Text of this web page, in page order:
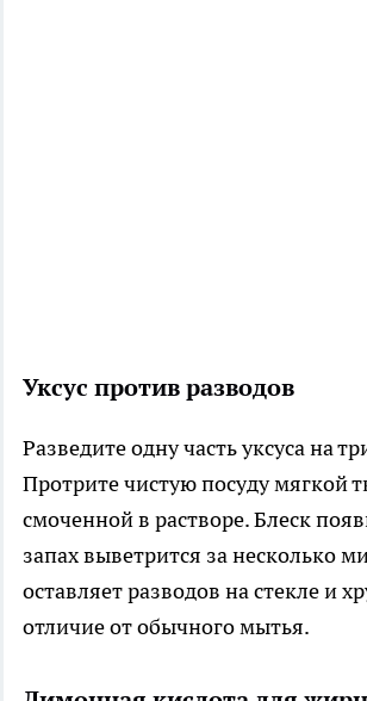
Уксус против разводов
Разведите одну часть уксуса на
Протрите чистую посуду мягкой
смоченной в растворе. Блеск
запах выветрится за несколько
оставляет разводов на стекле и
отличие от обычного мытья.